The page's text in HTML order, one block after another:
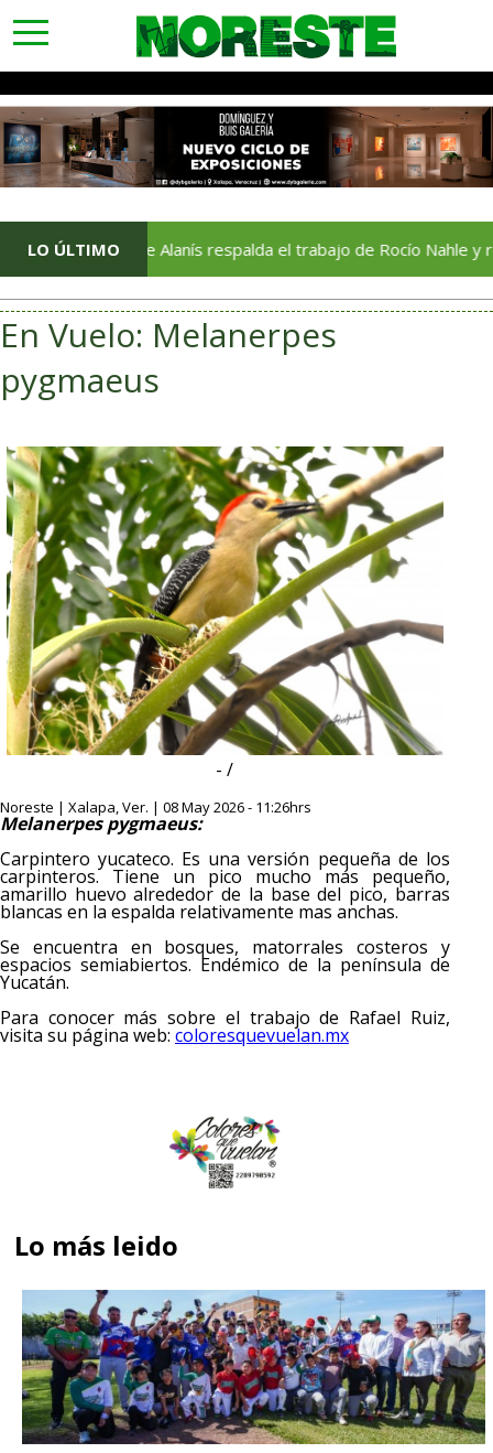
toggle
navigation
LO ÚLTIMO
Jorge Alanís respalda el trabajo de Rocío Nahle y
En Vuelo: Melanerpes
pygmaeus
- /
Noreste | Xalapa, Ver. | 08 May 2026 - 11:26hrs
Melanerpes pygmaeus:
Carpintero yucateco. Es una versión pequeña de los
carpinteros. Tiene un pico mucho más pequeño,
amarillo huevo alrededor de la base del pico, barras
blancas en la espalda relativamente mas anchas.
Se encuentra en bosques, matorrales costeros y
espacios semiabiertos. Endémico de la península de
Yucatán.
Para conocer más sobre el trabajo de Rafael Ruiz,
visita su página web: coloresquevuelan.mx
Lo más leido